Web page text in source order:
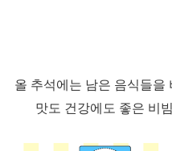
올 추석에는 남은 음식들을
맛도 건강에도 좋은 비